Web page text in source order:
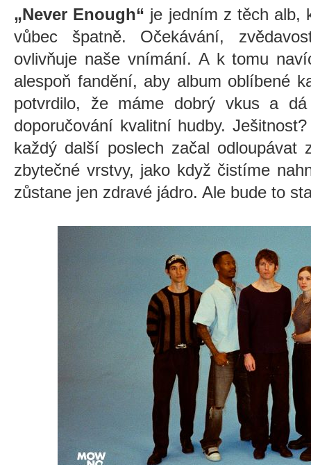
„Never Enough“ je jedním z těch alb,
vůbec špatně. Očekávání,
ovlivňuje naše vnímání. A k tomu
alespoň fandění, aby album oblíbené
potvrdilo, že máme dobrý vkus a
doporučování kvalitní hudby.
každý další poslech začal
zbytečné vrstvy, jako když čistíme
zůstane jen zdravé jádro. Ale bude to